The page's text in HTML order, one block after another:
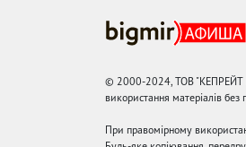
© 2000-2024, ТОВ "КЕПРЕЙТ
використання матеріалів
При правомірному